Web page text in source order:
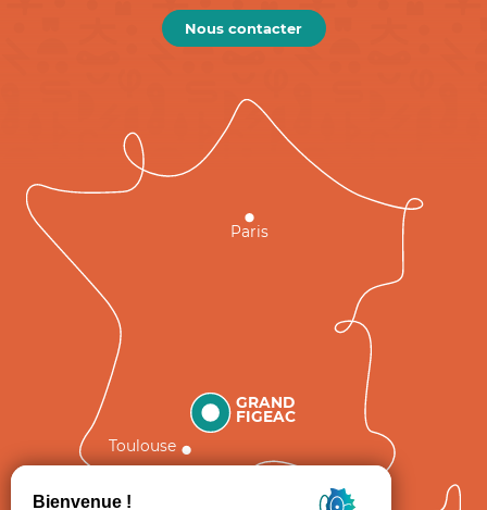
Nous contacter
GRAND
FIGEAC
Toulouse
Paris